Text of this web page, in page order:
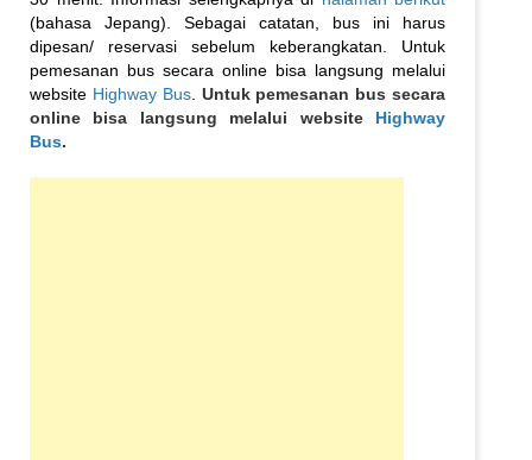
(bahasa Jepang). Sebagai catatan, bus ini harus
dipesan/ reservasi sebelum keberangkatan. Untuk
pemesanan bus secara online bisa langsung melalui
website Highway Bus. Untuk pemesanan bus secara
online bisa langsung melalui website Highway
Bus.